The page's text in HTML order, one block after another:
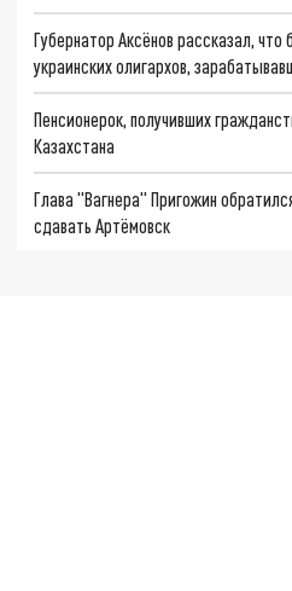
Губернатор Аксёнов рассказал,
украинских олигархов,
Пенсионерок, получивших
Казахстана
Глава "Вагнера" Пригожин
сдавать Артёмовск